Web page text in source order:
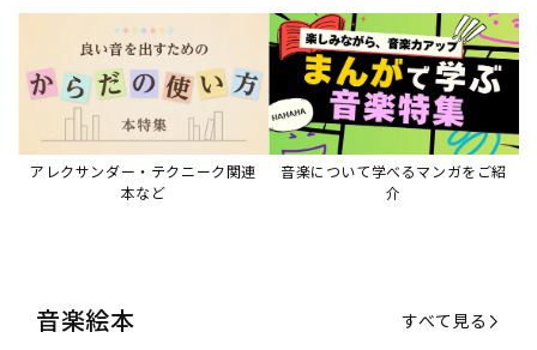
アレクサンダー・テクニーク関連
本など
音楽について学べるマンガをご紹
介
音楽絵本 すべて見る